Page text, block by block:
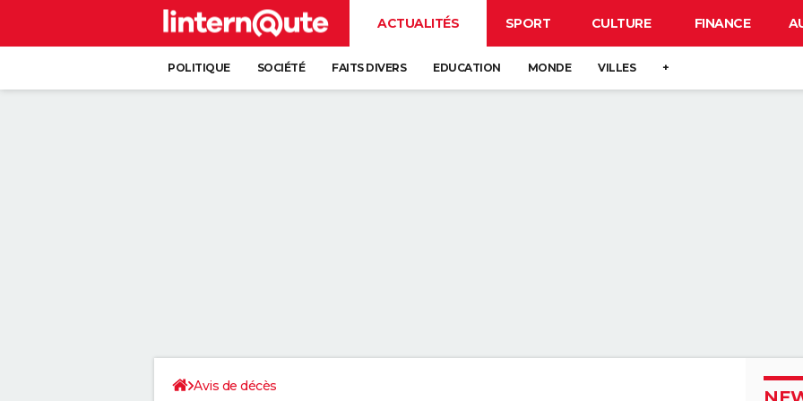
ACTUALITÉS SPORT CULTURE FINANCE
POLITIQUE SOCIÉTÉ FAITS DIVERS EDUCATION MONDE VILLES +
Avis de décès